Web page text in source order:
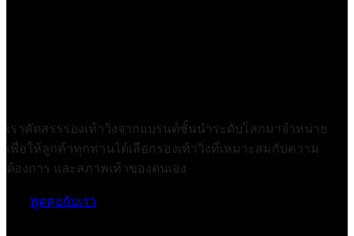
เราคัดสรรรองเท้าวิ่งจากแบรนด์ชั้นนำระดับโลกมาจำหน่าย
เพื่อให้ลูกค้าทุกท่านได้เลือกรองเท้าวิ่งที่เหมาะสมกับความ
ต้องการ และสภาพเท้าของตนเอง
พูดคุยกับเรา